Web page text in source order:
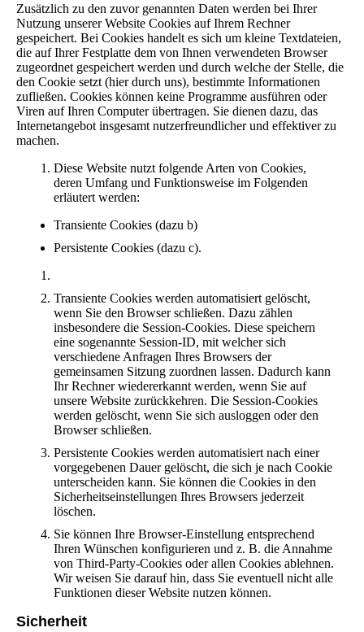
Zusätzlich zu den zuvor genannten Daten werden bei Ihrer
Nutzung unserer Website Cookies auf Ihrem Rechner
gespeichert. Bei Cookies handelt es sich um kleine Textdateien,
die auf Ihrer Festplatte dem von Ihnen verwendeten Browser
zugeordnet gespeichert werden und durch welche der Stelle, die
den Cookie setzt (hier durch uns), bestimmte Informationen
zufließen. Cookies können keine Programme ausführen oder
Viren auf Ihren Computer übertragen. Sie dienen dazu, das
Internetangebot insgesamt nutzerfreundlicher und effektiver zu
machen.
Diese Website nutzt folgende Arten von Cookies,
deren Umfang und Funktionsweise im Folgenden
erläutert werden:
Transiente Cookies (dazu b)
Persistente Cookies (dazu c).
Transiente Cookies werden automatisiert gelöscht,
wenn Sie den Browser schließen. Dazu zählen
insbesondere die Session-Cookies. Diese speichern
eine sogenannte Session-ID, mit welcher sich
verschiedene Anfragen Ihres Browsers der
gemeinsamen Sitzung zuordnen lassen. Dadurch kann
Ihr Rechner wiedererkannt werden, wenn Sie auf
unsere Website zurückkehren. Die Session-Cookies
werden gelöscht, wenn Sie sich ausloggen oder den
Browser schließen.
Persistente Cookies werden automatisiert nach einer
vorgegebenen Dauer gelöscht, die sich je nach Cookie
unterscheiden kann. Sie können die Cookies in den
Sicherheitseinstellungen Ihres Browsers jederzeit
löschen.
Sie können Ihre Browser-Einstellung entsprechend
Ihren Wünschen konfigurieren und z. B. die Annahme
von Third-Party-Cookies oder allen Cookies ablehnen.
Wir weisen Sie darauf hin, dass Sie eventuell nicht alle
Funktionen dieser Website nutzen können.
Sicherheit